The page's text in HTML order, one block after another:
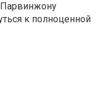
к полноценной